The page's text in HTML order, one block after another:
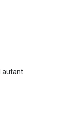
autant